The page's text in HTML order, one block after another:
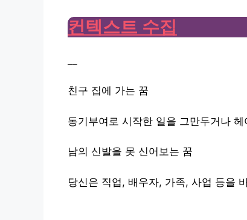
컨텍스트 수집
친구 집에 가는 꿈
동기부여로 시작한 일을 그만두거나
남의 신발을 못 신어보는 꿈
당신은 직업, 배우자, 가족, 사업 등을